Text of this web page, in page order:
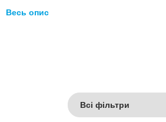
Весь опис
Всі фільтри